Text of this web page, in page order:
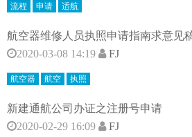
流程 申请 适航
航空器维修人员执照申请指南求意见
2020-03-08 14:19
FJ
航空器 航空 执照
新建通航公司办证之注册号申请
2020-02-29 16:09
FJ